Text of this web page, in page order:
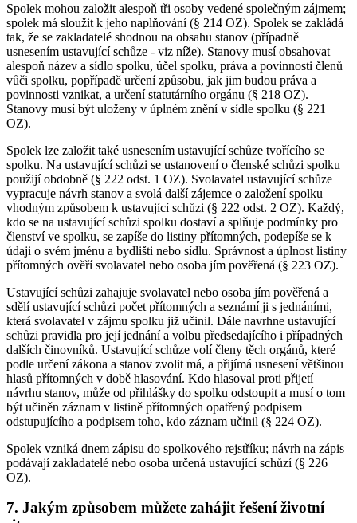
Spolek mohou založit alespoň tři osoby vedené společným zájmem;
spolek má sloužit k jeho naplňování (§ 214 OZ). Spolek se zakládá
tak, že se zakladatelé shodnou na obsahu stanov (případně
usnesením ustavující schůze - viz níže). Stanovy musí obsahovat
alespoň název a sídlo spolku, účel spolku, práva a povinnosti členů
vůči spolku, popřípadě určení způsobu, jak jim budou práva a
povinnosti vznikat, a určení statutárního orgánu (§ 218 OZ).
Stanovy musí být uloženy v úplném znění v sídle spolku (§ 221
OZ).
Spolek lze založit také usnesením ustavující schůze tvořícího se
spolku. Na ustavující schůzi se ustanovení o členské schůzi spolku
použijí obdobně (§ 222 odst. 1 OZ). Svolavatel ustavující schůze
vypracuje návrh stanov a svolá další zájemce o založení spolku
vhodným způsobem k ustavující schůzi (§ 222 odst. 2 OZ). Každý,
kdo se na ustavující schůzi spolku dostaví a splňuje podmínky pro
členství ve spolku, se zapíše do listiny přítomných, podepíše se k
údaji o svém jménu a bydlišti nebo sídlu. Správnost a úplnost listiny
přítomných ověří svolavatel nebo osoba jím pověřená (§ 223 OZ).
Ustavující schůzi zahajuje svolavatel nebo osoba jím pověřená a
sdělí ustavující schůzi počet přítomných a seznámí ji s jednáními,
která svolavatel v zájmu spolku již učinil. Dále navrhne ustavující
schůzi pravidla pro její jednání a volbu předsedajícího i případných
dalších činovníků. Ustavující schůze volí členy těch orgánů, které
podle určení zákona a stanov zvolit má, a přijímá usnesení většinou
hlasů přítomných v době hlasování. Kdo hlasoval proti přijetí
návrhu stanov, může od přihlášky do spolku odstoupit a musí o tom
být učiněn záznam v listině přítomných opatřený podpisem
odstupujícího a podpisem toho, kdo záznam učinil (§ 224 OZ).
Spolek vzniká dnem zápisu do spolkového rejstříku; návrh na zápis
podávají zakladatelé nebo osoba určená ustavující schůzí (§ 226
OZ).
7. Jakým způsobem můžete zahájit řešení životní